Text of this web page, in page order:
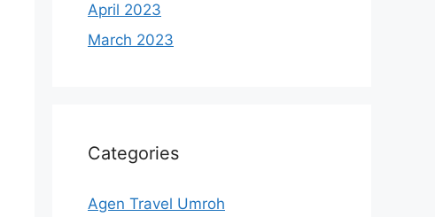
April 2023
March 2023
Categories
Agen Travel Umroh